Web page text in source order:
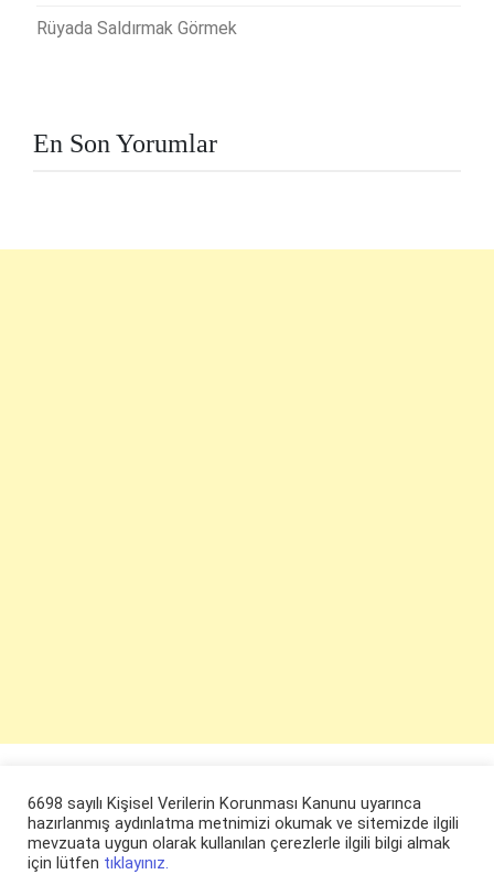
Rüyada Saldırmak Görmek
En Son Yorumlar
6698 sayılı Kişisel Verilerin Korunması Kanunu uyarınca
hazırlanmış aydınlatma metnimizi okumak ve sitemizde ilgili
mevzuata uygun olarak kullanılan çerezlerle ilgili bilgi almak
için lütfen tıklayınız.